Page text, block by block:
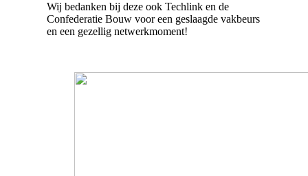
Wij bedanken bij deze ook Techlink en de
Confederatie Bouw voor een geslaagde vakbeurs
en een gezellig netwerkmoment!